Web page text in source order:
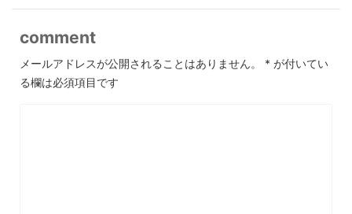
comment
メールアドレスが公開されることはありません。 * が付いてい
る欄は必須項目です